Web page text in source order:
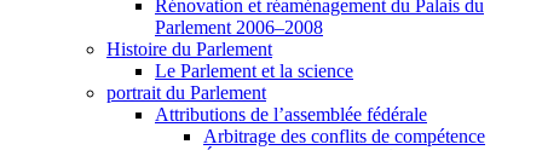
Rénovation et réaménagement du Palais du
Parlement 2006–2008
Histoire du Parlement
Le Parlement et la science
portrait du Parlement
Attributions de l’assemblée fédérale
Arbitrage des conflits de compétence